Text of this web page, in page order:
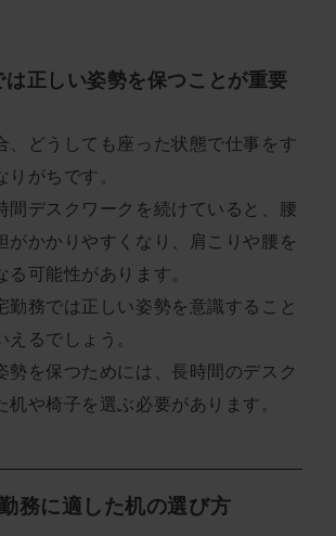
正しい姿勢を保つことが重要
、どうしても座った状態で仕事をす
がちです。
間デスクワークを続けていると、腰
がかかりやすくなり、肩こりや腰を
可能性があります。
勤務では正しい姿勢を意識すること
るでしょう。
勢を保つためには、長時間のデスク
机や椅子を選ぶ必要があります。
務に適した机の選び方